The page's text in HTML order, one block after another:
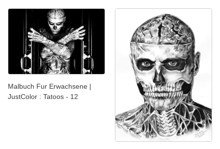
Malbuch Fur Erwachsene |
JustColor : Tatoos - 12